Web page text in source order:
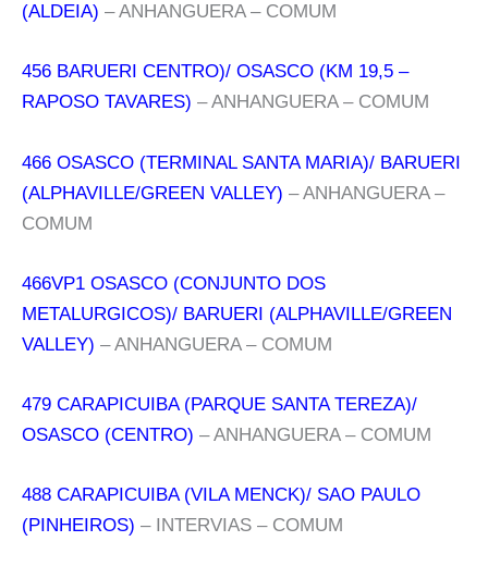
(ALDEIA) – ANHANGUERA – COMUM
456 BARUERI CENTRO)/ OSASCO (KM 19,5 –
RAPOSO TAVARES) – ANHANGUERA – COMUM
466 OSASCO (TERMINAL SANTA MARIA)/ BARUERI
(ALPHAVILLE/GREEN VALLEY) – ANHANGUERA –
COMUM
466VP1 OSASCO (CONJUNTO DOS
METALURGICOS)/ BARUERI (ALPHAVILLE/GREEN
VALLEY) – ANHANGUERA – COMUM
479 CARAPICUIBA (PARQUE SANTA TEREZA)/
OSASCO (CENTRO) – ANHANGUERA – COMUM
488 CARAPICUIBA (VILA MENCK)/ SAO PAULO
(PINHEIROS) – INTERVIAS – COMUM